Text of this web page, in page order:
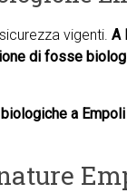
vigenti. A
di fosse
a Empoli